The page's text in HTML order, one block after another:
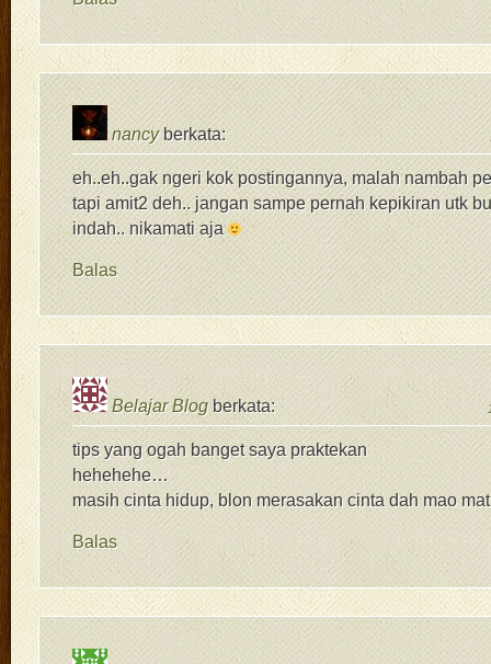
nancy berkata:
eh..eh..gak ngeri kok postingannya, malah nambah
tapi amit2 deh.. jangan sampe pernah kepikiran utk
indah.. nikamati aja
Balas
Belajar Blog berkata:
tips yang ogah banget saya praktekan
hehehehe…
masih cinta hidup, blon merasakan cinta dah mao
Balas